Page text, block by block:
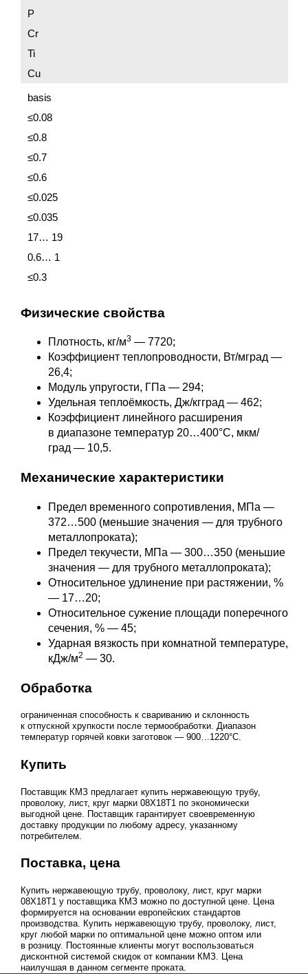
P
Cr
Ti
Cu
basis
≤0.08
≤0.8
≤0.7
≤0.6
≤0.025
≤0.035
17… 19
0.6… 1
≤0.3
Физические свойства
Плотность, кг/м3— 7720;
Коэффициент теплопроводности, Вт/мград —
26,4;
Модуль упругости, ГПа — 294;
Удельная теплоёмкость, Дж/кгград — 462;
Коэффициент линейного расширения
в диапазоне температур 20…400°С, мкм/
град — 10,5.
Механические характеристики
Предел временного сопротивления, МПа —
372…500 (меньшие значения — для трубного
металлопроката);
Предел текучести, МПа — 300…350 (меньшие
значения — для трубного металлопроката);
Относительное удлинение при растяжении, %
— 17…20;
Относительное сужение площади поперечного
сечения, % — 45;
Ударная вязкость при комнатной температуре,
кДж/м2 — 30.
Обработка
ограниченная способность к свариванию и склонность
к отпускной хрупкости после термообработки. Диапазон
температур горячей ковки заготовок — 900…1220°С.
Купить
Поставщик КМЗ предлагает купить нержавеющую трубу,
проволоку, лист, круг марки 08Х18Т1 по экономически
выгодной цене. Поставщик гарантирует своевременную
доставку продукции по любому адресу, указанному
потребителем.
Поставка, цена
Купить нержавеющую трубу, проволоку, лист, круг марки
08Х18Т1 у поставщика КМЗ можно по доступной цене. Цена
формируется на основании европейских стандартов
производства. Купить нержавеющую трубу, проволоку, лист,
круг любой марки по оптимальной цене можно оптом или
в розницу. Постоянные клиенты могут воспользоваться
дисконтной системой скидок от компании КМЗ. Цена
наилучшая в данном сегменте проката.